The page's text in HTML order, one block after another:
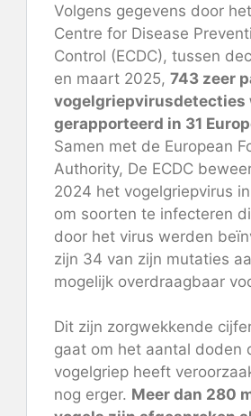
Volgens gegevens door
Centre for Disease
Control (ECDC), tussen
en maart 2025, 743 zeer
vogelgriepvirusdetecties
gerapporteerd in 31
Samen met de European
Authority, De ECDC
2024 het vogelgriepvirus
om soorten te infecteren
door het virus werden
zijn 34 van zijn mutaties
mogelijk overdraagbaar
Dit zijn zorgwekkende
gaat om het aantal doden
vogelgriep heeft
nog erger. Meer dan 280